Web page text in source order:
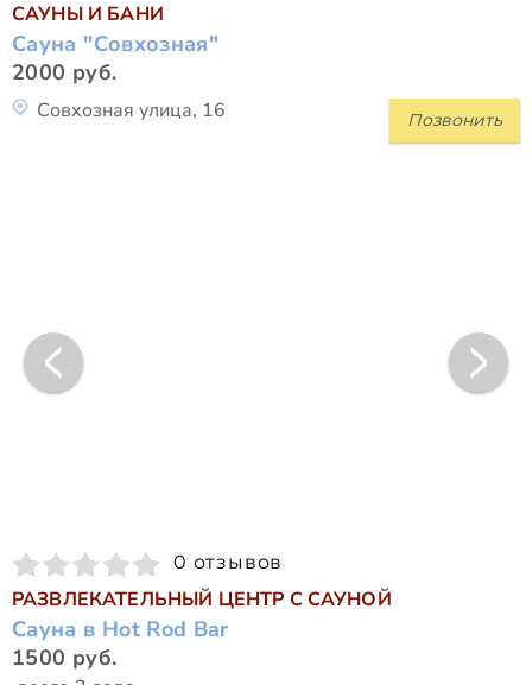
САУНЫ И БАНИ
Сауна "Совхозная"
2000 руб.
Позвонить
Совхозная улица, 16
0 отзывов
РАЗВЛЕКАТЕЛЬНЫЙ ЦЕНТР С САУНОЙ
Сауна в Hot Rod Bar
1500 руб.